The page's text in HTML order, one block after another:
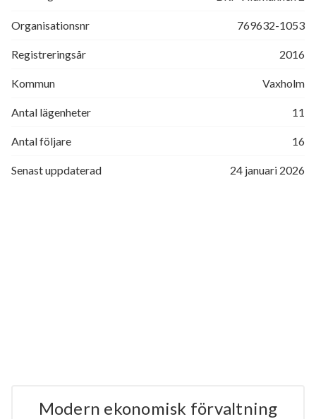
Organisationsnr 769632-1053
Registreringsår 2016
Kommun Vaxholm
Antal lägenheter 11
Antal följare 16
Senast uppdaterad 24 januari 2026
Modern ekonomisk förvaltning